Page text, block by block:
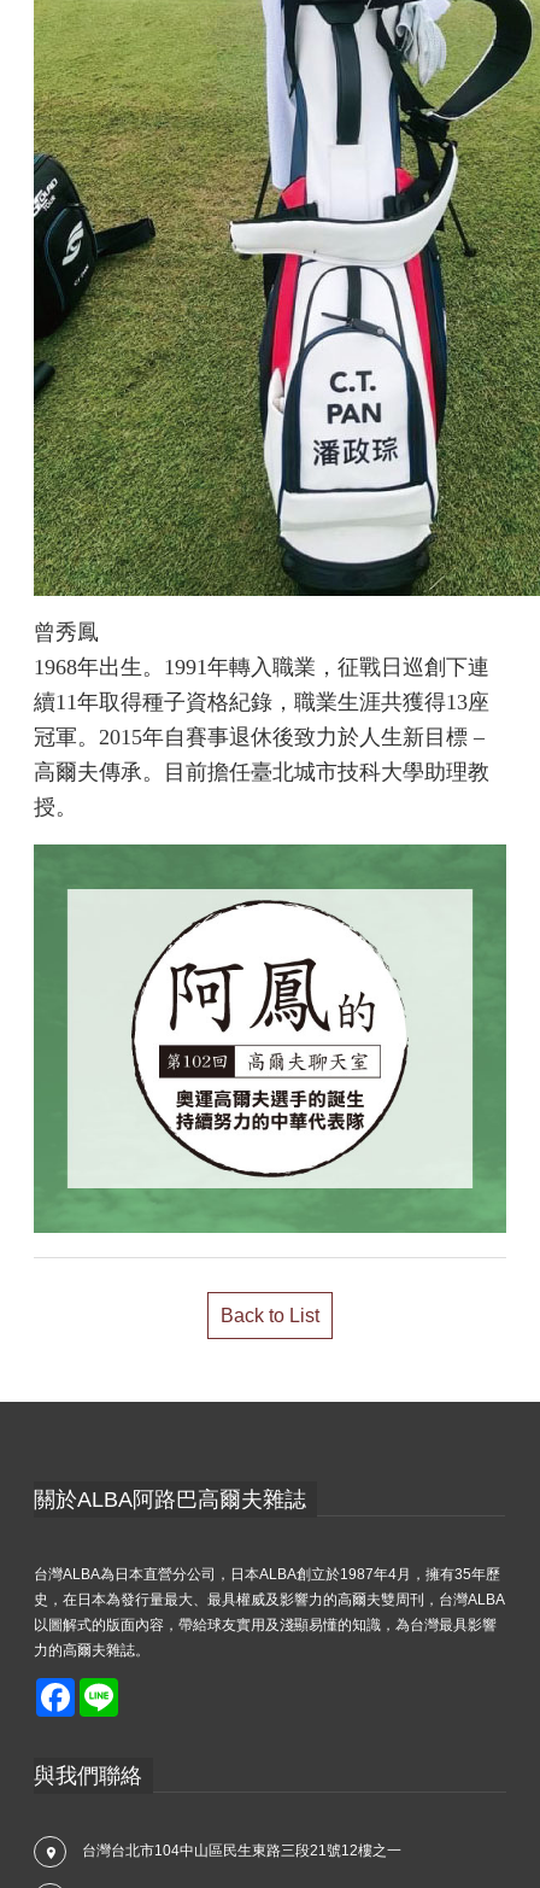
曾秀鳳
1968年出生。1991年轉入職業，征戰日巡創下連
續11年取得種子資格紀錄，職業生涯共獲得13座
冠軍。2015年自賽事退休後致力於人生新目標 –
高爾夫傳承。目前擔任臺北城市技科大學助理教
授。
Back to List
關於ALBA阿路巴高爾夫雜誌
台灣ALBA為日本直營分公司，日本ALBA創立於1987年4月，擁有35年歷
史，在日本為發行量最大、最具權威及影響力的高爾夫雙周刊，台灣ALBA
以圖解式的版面內容，帶給球友實用及淺顯易懂的知識，為台灣最具影響
力的高爾夫雜誌。
Facebook
與我們聯絡
台灣台北市104中山區民生東路三段21號12樓之一